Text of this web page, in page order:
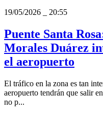
19/05/2026
20:55
Puente Santa
Morales Duárez
el aeropuerto
El tráfico en la zona es tan
aeropuerto tendrán que salir
no p...